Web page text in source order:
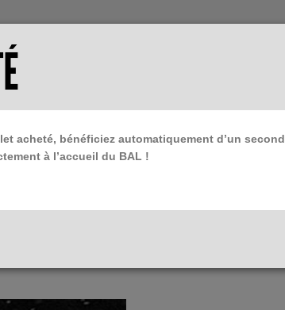
Devenir ami du BAL
BAL CAFÉ
Restaurant
PODCAST
L'Écho du BAL
acheté, bénéficiez automatiquement d’un second
à l’accueil du BAL !